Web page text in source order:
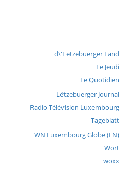
d\'Lëtzebuerger Land
Le Jeudi
Le Quotidien
Lëtzebuerger Journal
Radio Télévision Luxembourg
Tageblatt
WN Luxembourg Globe (EN)
Wort
woxx